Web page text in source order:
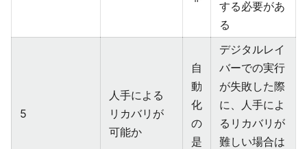
する必要があ
る
5
人手による
リカバリが
可能か
自
動
化
の
是
デジタルレイ
バーでの実行
が失敗した際
に、人手によ
るリカバリが
難しい場合は